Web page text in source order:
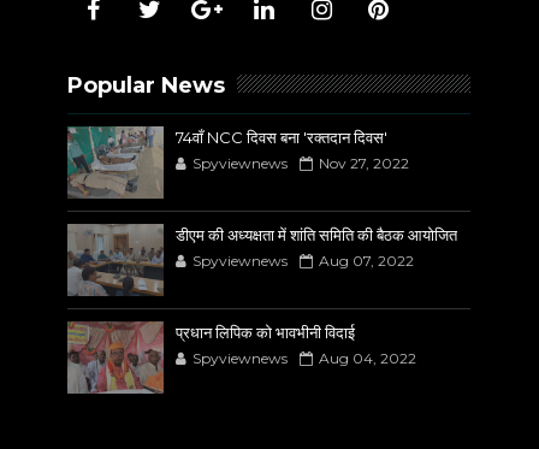
Popular News
74वाँ NCC दिवस बना 'रक्तदान दिवस'
Spyviewnews Nov 27, 2022
डीएम की अध्यक्षता में शांति समिति की बैठक आयोजित
Spyviewnews Aug 07, 2022
प्रधान लिपिक को भावभीनी विदाई
Spyviewnews Aug 04, 2022